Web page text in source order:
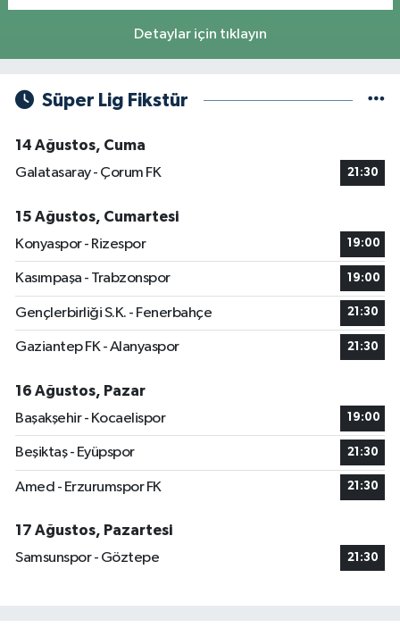
Detaylar için tıklayın
Süper Lig Fikstür
14 Ağustos, Cuma
Galatasaray - Çorum FK
21:30
15 Ağustos, Cumartesi
Konyaspor - Rizespor
19:00
Kasımpaşa - Trabzonspor 19:00
Gençlerbirliği S.K. - Fenerbahçe 21:30
Gaziantep FK - Alanyaspor 21:30
16 Ağustos, Pazar
Başakşehir - Kocaelispor
19:00
Beşiktaş - Eyüpspor 21:30
Amed - Erzurumspor FK 21:30
17 Ağustos, Pazartesi
Samsunspor - Göztepe
21:30